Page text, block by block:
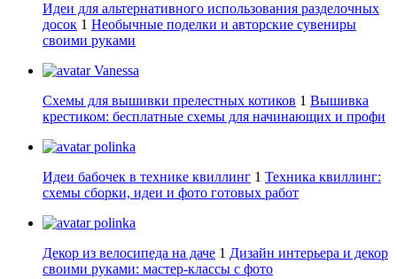
Идеи для альтернативного использования разделочных
досок 1 Необычные поделки и авторские сувениры
своими руками
Vanessa
Схемы для вышивки прелестных котиков 1 Вышивка
крестиком: бесплатные схемы для начинающих и профи
polinka
Идеи бабочек в технике квиллинг 1 Техника квиллинг:
схемы сборки, идеи и фото готовых работ
polinka
Декор из велосипеда на даче 1 Дизайн интерьера и декор
своими руками: мастер-классы с фото